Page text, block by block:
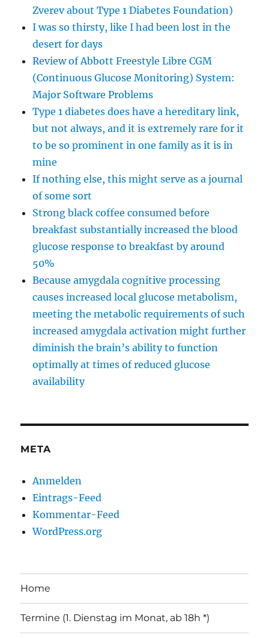
Zverev about Type 1 Diabetes Foundation)
I was so thirsty, like I had been lost in the
desert for days
Review of Abbott Freestyle Libre CGM
(Continuous Glucose Monitoring) System:
Major Software Problems
Type 1 diabetes does have a hereditary link,
but not always, and it is extremely rare for it
to be so prominent in one family as it is in
mine
If nothing else, this might serve as a journal
of some sort
Strong black coffee consumed before
breakfast substantially increased the blood
glucose response to breakfast by around
50%
Because amygdala cognitive processing
causes increased local glucose metabolism,
meeting the metabolic requirements of such
increased amygdala activation might further
diminish the brain’s ability to function
optimally at times of reduced glucose
availability
META
Anmelden
Eintrags-Feed
Kommentar-Feed
WordPress.org
Home
Termine (1. Dienstag im Monat, ab 18h *)